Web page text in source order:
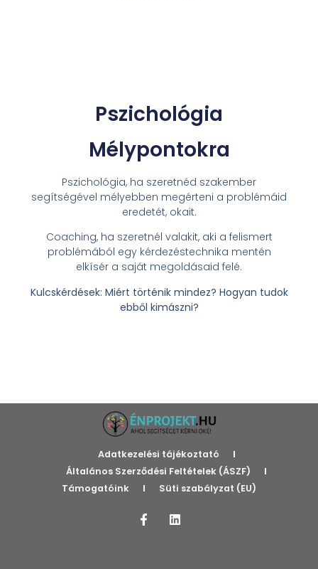
Pszichológia
Mélypontokra
Pszichológia, ha szeretnéd szakember
segítségével mélyebben megérteni a problémáid
eredetét, okait.
Coaching, ha szeretnél valakit, aki a felismert
problémából egy kérdezéstechnika mentén
elkísér a saját megoldásaid felé.
Kulcskérdések: Miért történik mindez? Hogyan tudok
ebből kimászni?
Adatkezelési tájékoztató
Általános Szerződési Feltételek (ÁSZF)
Támogatóink
Süti szabályzat (EU)